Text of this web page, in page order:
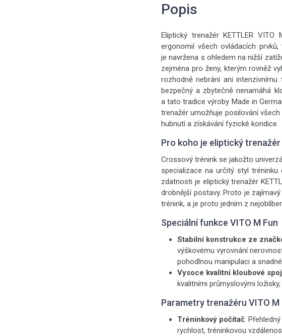
Popis
Eliptický trenažér KETTLER
ergonomií všech ovládacích
je navržena s ohledem na nižší
zejména pro ženy, kterým rovněž
rozhodně nebrání ani
bezpečný a zbytečně nenamáhá
a tato tradice výroby Made in
trenažér umožňuje posilování
hubnutí a získávání fyzické kondice.
Pro koho je eliptický
Crossový trénink se jakožto
specializace na určitý styl
zdatnosti je eliptický trenažér
drobnější postavy. Proto je
trénink, a je proto jedním z
Speciální funkce VITO M Fun
Stabilní konstrukce ze
výškovému vyrovnání
pohodlnou manipulaci a
Vysoce kvalitní kloubové
kvalitními průmyslovými
Parametry trenažéru VITO M
Tréninkový počítač.
rychlost, tréninkovou